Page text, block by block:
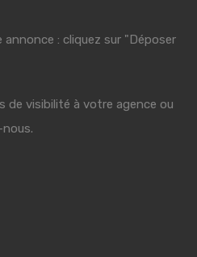
: cliquez sur "Déposer
de visibilité à votre agence ou